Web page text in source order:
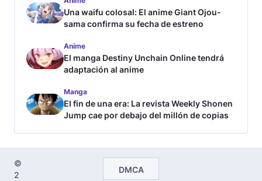
Una waifu colosal: El anime Giant Ojou-
sama confirma su fecha de estreno
Anime
El manga Destiny Unchain Online tendrá
adaptación al anime
Manga
El fin de una era: La revista Weekly Shonen
Jump cae por debajo del millón de copias
©
2
DMCA